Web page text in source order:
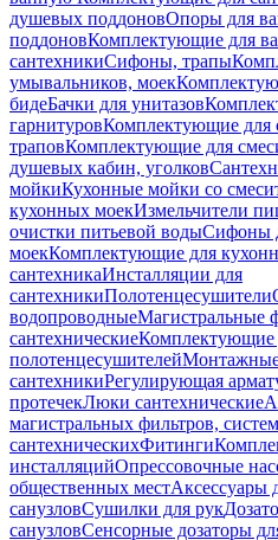
душевых поддоновОпоры для
поддоновКомплектующие для
сантехникиСифоны, трапы
умывальников, моек
бидеБачки для унитазов
гарнитуровКомплектующие для
траповКомплектующие для
душевых кабин, уголков
мойкиКухонные мойки со
кухонных моекИзмельчители
очистки питьевой водыСифоны
моекКомплектующие для
сантехникаИнсталляции для
сантехникиПолотенцесушители
водопроводныеМагистральные
сантехническиеКомплектующие
полотенцесушителей
сантехникиРегулирующая
протечекЛюки сантехнические
магистральных фильтров, систем
сантехническихФитинги
инсталляцийОпрессовочные
общественных местАксессуары
санузловСушилки для рук
санузловСенсорные дозаторы